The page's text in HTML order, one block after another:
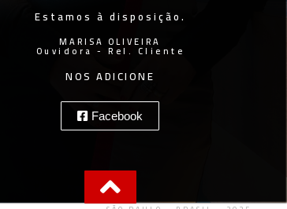
Estamos à disposição.
MARISA OLIVEIRA
Ouvidora - Rel. Cliente
NOS ADICIONE
Facebook